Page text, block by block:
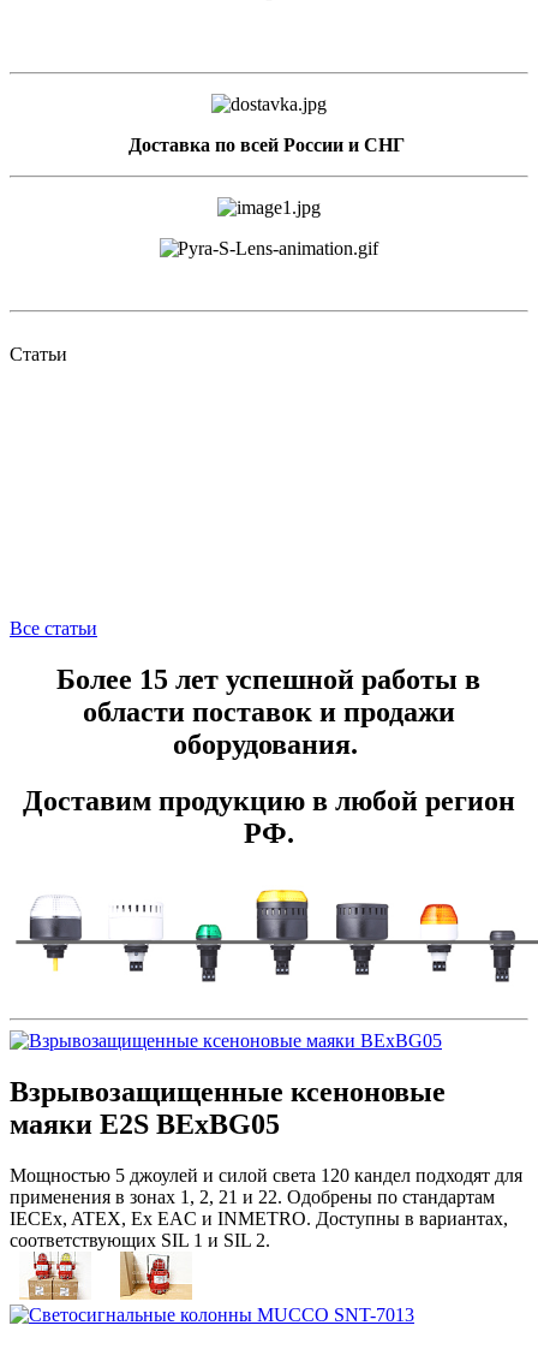
Доставка по всей России и СНГ
Статьи
Все статьи
Более 15 лет успешной работы в
области поставок и продажи
оборудования.
Доставим продукцию в любой регион
РФ.
Взрывозащищенные ксеноновые
маяки E2S BExBG05
Мощностью 5 джоулей и силой света 120 кандел подходят для
применения в зонах 1, 2, 21 и 22. Одобрены по стандартам
IECEx, ATEX, Ex EAC и INMETRO. Доступны в вариантах,
соответствующих SIL 1 и SIL 2.